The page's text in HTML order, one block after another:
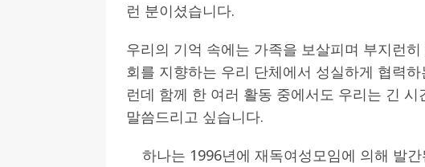
런 분이셨습니다.
우리의 기억 속에는 가족을 보살피며 부지런
회를 지향하는 우리 단체에서 성실하게 협력
런데 함께 한 여러 활동 중에서도 우리는 긴
말씀드리고 싶습니다.
하나는 1996년에 재독여성모임에 의해 발